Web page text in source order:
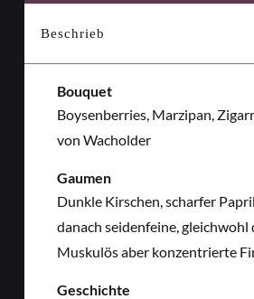
Beschrieb
Bouquet
Boysenberries, Marzipan,
von Wacholder
Gaumen
Dunkle Kirschen, scharfer
danach seidenfeine, gleichwohl
Muskulös aber konzentrierte
Geschichte